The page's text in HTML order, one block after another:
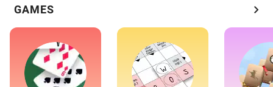
GAMES chevron_right